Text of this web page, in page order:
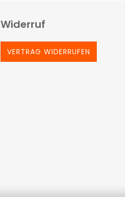
Widerruf
VERTRAG WIDERRUFEN